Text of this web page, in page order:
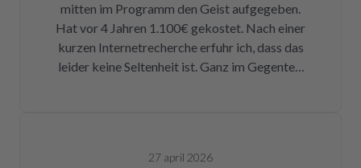
mitten im Programm den Geist aufgegeben.
Hat vor 4 Jahren 1.100€ gekostet. Nach einer
kurzen Internetrecherche erfuhr ich, dass das
leider keine Seltenheit ist. Ganz im Gegenteil.
Modell und Fehler eingegeben und dann hatte
27 april 2026